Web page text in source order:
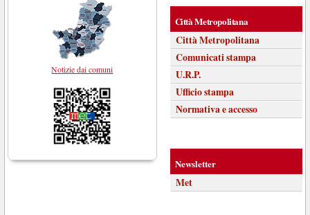
Notizie dai comuni
Città Metropolitana
Città Metropolitana
Comunicati stampa
U.R.P.
Ufficio stampa
Normativa e accesso
Newsletter
Met